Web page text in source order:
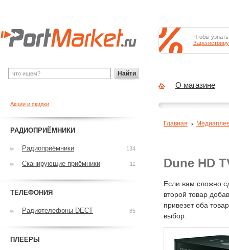
Dune HD
Если вам сложно
второй товар
привезет оба
выбор.
Главная
Акции и скидки
РАДИОПРИЁМНИКИ
Радиоприёмники 134
Сканирующие приёмники 11
ТЕЛЕФОНИЯ
Радиотелефоны DECT 85
ПЛЕЕРЫ
Найти
Чтобы
О магазине